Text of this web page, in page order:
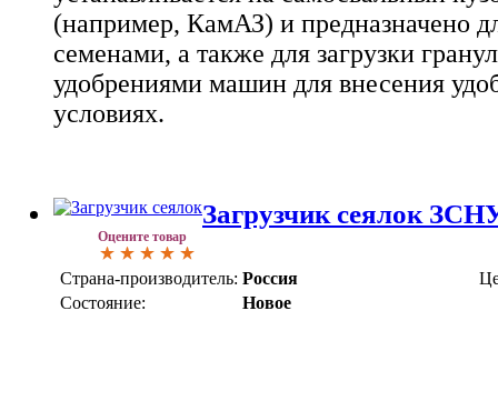
(например, КамАЗ) и предназначено
семенами, а также для загрузки
удобрениями машин для внесения
условиях.
Оцените товар
Загрузчик сеялок
Страна-производитель: Россия
Состояние:
Новое